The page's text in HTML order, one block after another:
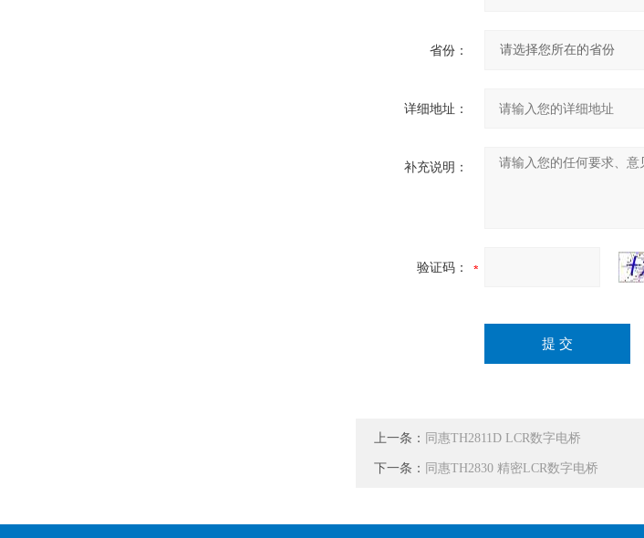
省份：
详细地址：
补充说明：
验证码：
上一条： 同惠TH2811D LCR数字电桥
下一条： 同惠TH2830 精密LCR数字电桥